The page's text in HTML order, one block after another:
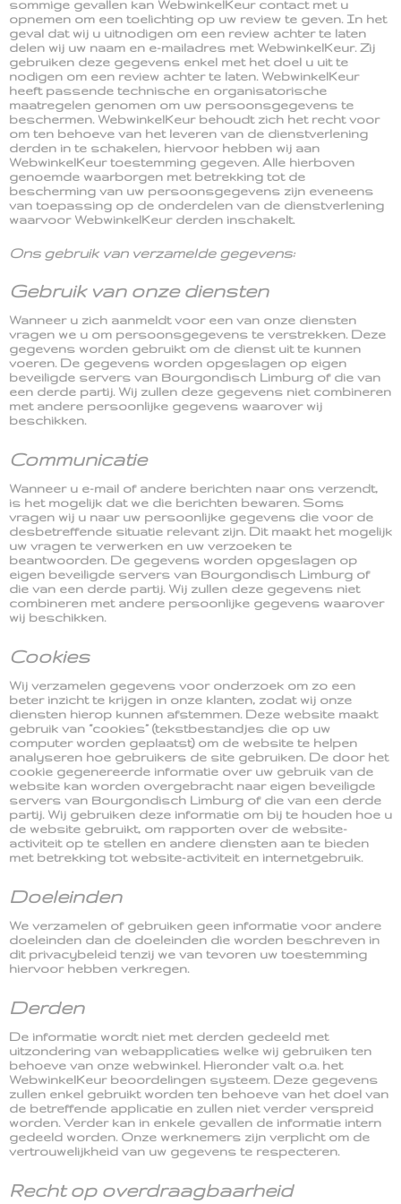
sommige gevallen kan WebwinkelKeur contact met u
opnemen om een toelichting op uw review te geven. In het
geval dat wij u uitnodigen om een review achter te laten
delen wij uw naam en e-mailadres met WebwinkelKeur. Zij
gebruiken deze gegevens enkel met het doel u uit te
nodigen om een review achter te laten. WebwinkelKeur
heeft passende technische en organisatorische
maatregelen genomen om uw persoonsgegevens te
beschermen. WebwinkelKeur behoudt zich het recht voor
om ten behoeve van het leveren van de dienstverlening
derden in te schakelen, hiervoor hebben wij aan
WebwinkelKeur toestemming gegeven. Alle hierboven
genoemde waarborgen met betrekking tot de
bescherming van uw persoonsgegevens zijn eveneens
van toepassing op de onderdelen van de dienstverlening
waarvoor WebwinkelKeur derden inschakelt.
Ons gebruik van verzamelde gegevens:
Gebruik van onze diensten
Wanneer u zich aanmeldt voor een van onze diensten
vragen we u om persoonsgegevens te verstrekken. Deze
gegevens worden gebruikt om de dienst uit te kunnen
voeren. De gegevens worden opgeslagen op eigen
beveiligde servers van Bourgondisch Limburg of die van
een derde partij. Wij zullen deze gegevens niet combineren
met andere persoonlijke gegevens waarover wij
beschikken.
Communicatie
Wanneer u e-mail of andere berichten naar ons verzendt,
is het mogelijk dat we die berichten bewaren. Soms
vragen wij u naar uw persoonlijke gegevens die voor de
desbetreffende situatie relevant zijn. Dit maakt het mogelijk
uw vragen te verwerken en uw verzoeken te
beantwoorden. De gegevens worden opgeslagen op
eigen beveiligde servers van Bourgondisch Limburg of
die van een derde partij. Wij zullen deze gegevens niet
combineren met andere persoonlijke gegevens waarover
wij beschikken.
Cookies
Wij verzamelen gegevens voor onderzoek om zo een
beter inzicht te krijgen in onze klanten, zodat wij onze
diensten hierop kunnen afstemmen. Deze website maakt
gebruik van “cookies” (tekstbestandjes die op uw
computer worden geplaatst) om de website te helpen
analyseren hoe gebruikers de site gebruiken. De door het
cookie gegenereerde informatie over uw gebruik van de
website kan worden overgebracht naar eigen beveiligde
servers van Bourgondisch Limburg of die van een derde
partij. Wij gebruiken deze informatie om bij te houden hoe u
de website gebruikt, om rapporten over de website-
activiteit op te stellen en andere diensten aan te bieden
met betrekking tot website-activiteit en internetgebruik.
Doeleinden
We verzamelen of gebruiken geen informatie voor andere
doeleinden dan de doeleinden die worden beschreven in
dit privacybeleid tenzij we van tevoren uw toestemming
hiervoor hebben verkregen.
Derden
De informatie wordt niet met derden gedeeld met
uitzondering van webapplicaties welke wij gebruiken ten
behoeve van onze webwinkel. Hieronder valt o.a. het
WebwinkelKeur beoordelingen systeem. Deze gegevens
zullen enkel gebruikt worden ten behoeve van het doel van
de betreffende applicatie en zullen niet verder verspreid
worden. Verder kan in enkele gevallen de informatie intern
gedeeld worden. Onze werknemers zijn verplicht om de
vertrouwelijkheid van uw gegevens te respecteren.
Recht op overdraagbaarheid